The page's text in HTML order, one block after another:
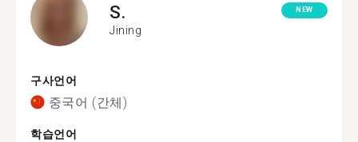
S.
Jining
NEW
구사언어
중국어 (간체)
학습언어